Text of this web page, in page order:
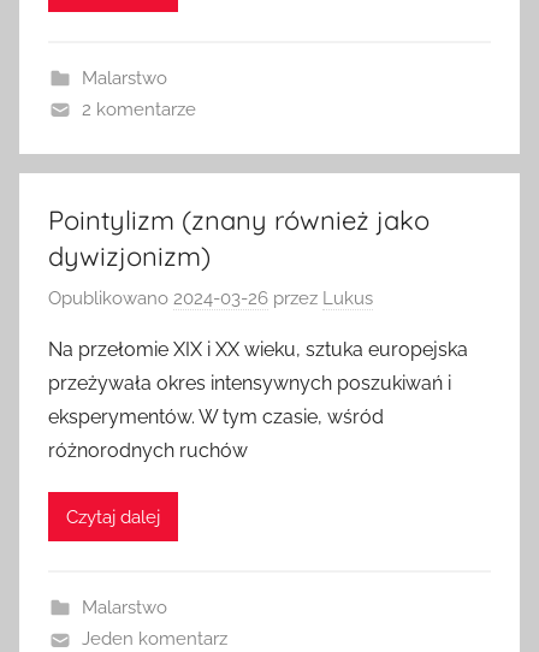
Malarstwo
2 komentarze
Pointylizm (znany również jako
dywizjonizm)
Opublikowano 2024-03-26 przez Lukus
Na przełomie XIX i XX wieku, sztuka europejska
przeżywała okres intensywnych poszukiwań i
eksperymentów. W tym czasie, wśród
różnorodnych ruchów
Czytaj dalej
Malarstwo
Jeden komentarz